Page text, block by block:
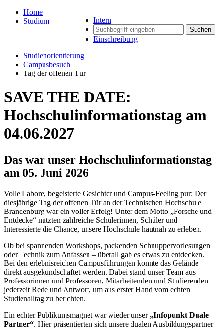
Intern
Suchen
Einschreibung
Home
Studium
Studienorientierung
Campusbesuch
Tag der offenen Tür
SAVE THE DATE:
Hochschulinformationstag am
04.06.2027
Das war unser Hochschulinformationstag
am 05. Juni 2026
Volle Labore, begeisterte Gesichter und Campus-Feeling pur: Der
diesjährige Tag der offenen Tür an der Technischen Hochschule
Brandenburg war ein voller Erfolg! Unter dem Motto „Forsche und
Entdecke“ nutzten zahlreiche Schülerinnen, Schüler und
Interessierte die Chance, unsere Hochschule hautnah zu erleben.
Ob bei spannenden Workshops, packenden Schnuppervorlesungen
oder Technik zum Anfassen – überall gab es etwas zu entdecken.
Bei den erlebnisreichen Campusführungen konnte das Gelände
direkt ausgekundschaftet werden. Dabei stand unser Team aus
Professorinnen und Professoren, Mitarbeitenden und Studierenden
jederzeit Rede und Antwort, um aus erster Hand vom echten
Studienalltag zu berichten.
Ein echter Publikumsmagnet war wieder unser „Infopunkt Duale
Partner“. Hier präsentierten sich unsere dualen Ausbildungspartner